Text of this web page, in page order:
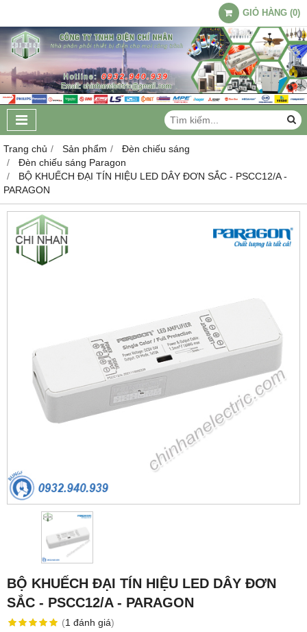
GIỎ HÀNG (0)
Trang chủ Sản phẩm
Đèn chiếu sáng
Đèn chiếu sáng Paragon
BỘ KHUẾCH ĐẠI TÍN HIỆU LED DÂY ĐƠN SẮC - PSCC12/A -
PARAGON
BỘ KHUẾCH ĐẠI TÍN HIỆU LED DÂY ĐƠN
SẮC - PSCC12/A - PARAGON
(1 đánh giá)